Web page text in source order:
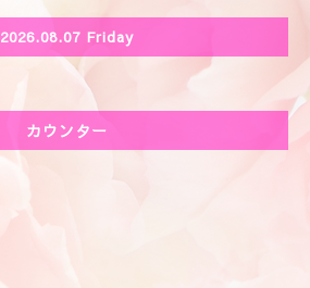
2026.08.07 Friday
カウンター